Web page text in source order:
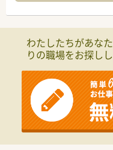
■今回は欠員補充に
えてくださる新たな
■年齢や経験は一切
したいと考える前
■地域の方々とのコ
寄り添えるホスピ
【法人特徴について】
■徳島県西部を中心
えた地域の方々に信
■調剤のみならず栄
わたしたちがあな
りの職場をお探しし